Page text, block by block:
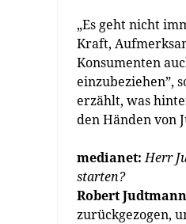
„Es geht nicht
Kraft,
Konsumenten
einzubeziehen”,
erzählt, was
den Händen von
medianet:Herr
starten?
Robert
zurückgezogen,